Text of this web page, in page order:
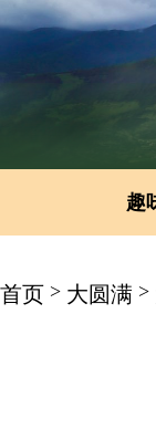
趣
首页 > 大圆满 >